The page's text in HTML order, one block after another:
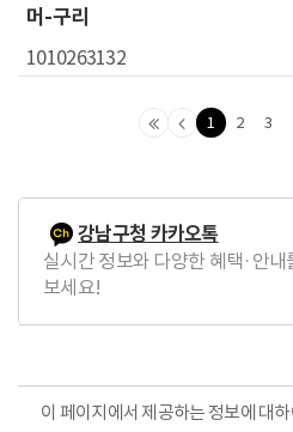
머-구리
1010263132
맨
이
지
이
지
로
1 2 3
강남구청 카카오톡
실시간 정보와 다양한 혜택·안
보세요!
이 페이지에서 제공하는 정보에 대